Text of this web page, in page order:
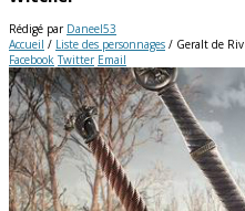
Rédigé par Daneel53
Accueil / Liste des personnages / Geralt de Riv
Facebook Twitter Email